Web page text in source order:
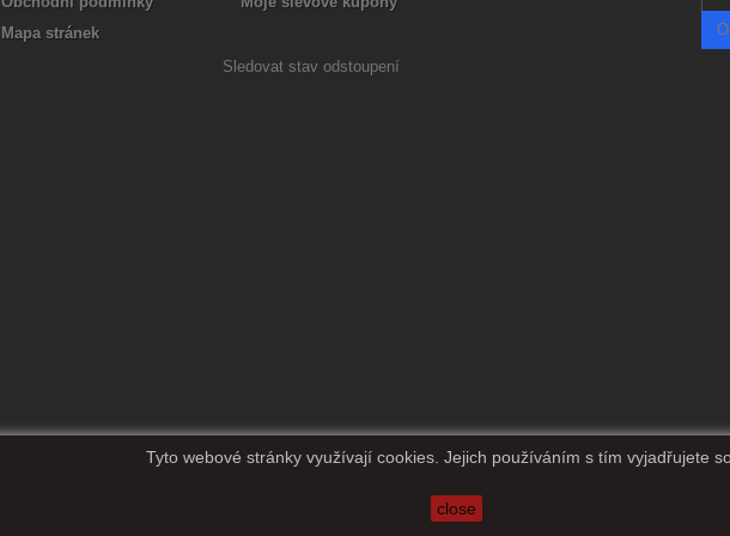
Mapa stránek
Tyto webové stránky využívají cookies. Jejich používáním s tím vyjadřujete
close
Sledovat stav odstoupení